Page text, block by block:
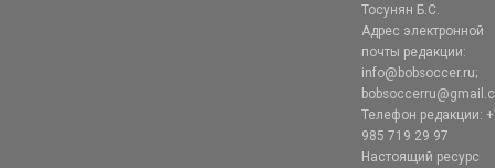
Тосунян Б.С.
Адрес электронной
почты редакции:
info@bobsoccer.ru;
Телефон редакции:
985 719 29 97
Настоящий ресурс